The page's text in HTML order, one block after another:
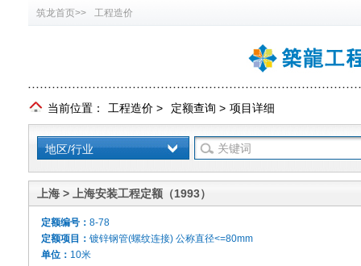
筑龙首页>> 工程造价
当前位置： 工程造价 > 定额查询 > 项目详细
地区/行业
上海 > 上海安装工程定额（1993）
定额编号： 8-78
定额项目： 镀锌钢管(螺纹连接) 公称直径<=80mm
单位： 10米